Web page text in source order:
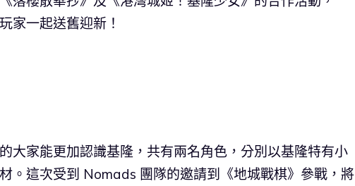
家一起送舊迎新！
大家能更加認識基隆，共有兩名角色，分別以基隆特有小
。這次受到 Nomads 團隊的邀請到《地城戰棋》參戰，將